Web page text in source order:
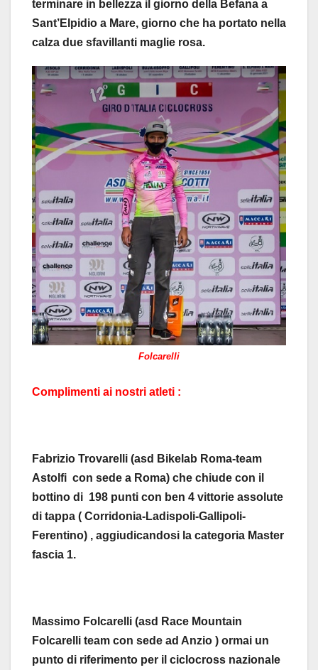
terminare in bellezza il giorno della Befana a
Sant’Elpidio a Mare, giorno che ha portato nella
calza due sfavillanti maglie rosa.
Folcarelli
Complimenti ai nostri atleti :
Fabrizio Trovarelli (asd Bikelab Roma-team
Astolfi con sede a Roma) che chiude con il
bottino di 198 punti con ben 4 vittorie assolute
di tappa ( Corridonia-Ladispoli-Gallipoli-
Ferentino) , aggiudicandosi la categoria Master
fascia 1.
Massimo Folcarelli (asd Race Mountain
Folcarelli team con sede ad Anzio ) ormai un
punto di riferimento per il ciclocross nazionale